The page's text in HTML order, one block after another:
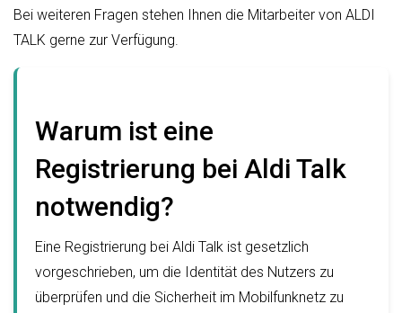
Bei weiteren Fragen stehen Ihnen die Mitarbeiter von ALDI
TALK gerne zur Verfügung.
Warum ist eine
Registrierung bei Aldi Talk
notwendig?
Eine Registrierung bei Aldi Talk ist gesetzlich
vorgeschrieben, um die Identität des Nutzers zu
überprüfen und die Sicherheit im Mobilfunknetz zu